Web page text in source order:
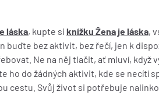
láska, kupte si knížku Žena je láska,
buďte bez aktivit, bez řečí, jen k
Ne na něj tlačit, ať mluví, když
ho do žádných aktivit, kde se necítí
cestu. Svůj život si potřebuje